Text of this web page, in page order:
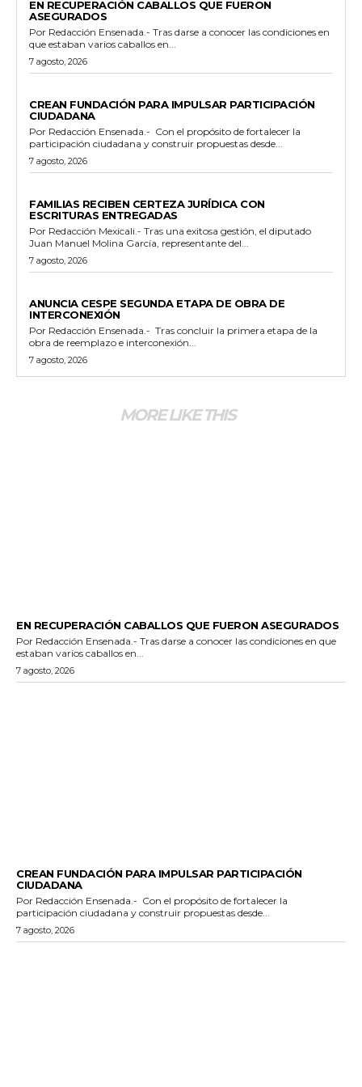
EN RECUPERACIÓN CABALLOS QUE FUERON
ASEGURADOS
Por Redacción Ensenada.- Tras darse a conocer las condiciones en
que estaban varios caballos en...
7 agosto, 2026
CREAN FUNDACIÓN PARA IMPULSAR PARTICIPACIÓN
CIUDADANA
Por Redacción Ensenada.- Con el propósito de fortalecer la
participación ciudadana y construir propuestas desde...
7 agosto, 2026
FAMILIAS RECIBEN CERTEZA JURÍDICA CON
ESCRITURAS ENTREGADAS
Por Redacción Mexicali.- Tras una exitosa gestión, el diputado
Juan Manuel Molina García, representante del...
7 agosto, 2026
ANUNCIA CESPE SEGUNDA ETAPA DE OBRA DE
INTERCONEXIÓN
Por Redacción Ensenada.- Tras concluir la primera etapa de la
obra de reemplazo e interconexión...
7 agosto, 2026
MORE LIKE THIS
EN RECUPERACIÓN CABALLOS QUE FUERON ASEGURADOS
Por Redacción Ensenada.- Tras darse a conocer las condiciones en que
estaban varios caballos en...
7 agosto, 2026
CREAN FUNDACIÓN PARA IMPULSAR PARTICIPACIÓN
CIUDADANA
Por Redacción Ensenada.- Con el propósito de fortalecer la
participación ciudadana y construir propuestas desde...
7 agosto, 2026